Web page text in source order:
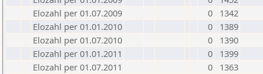
Elozahl per 01.07.2009
0
1342
Elozahl per 01.01.2010
0
1389
Elozahl per 01.07.2010
0
1390
Elozahl per 01.01.2011
0
1399
Elozahl per 01.07.2011
0
1363